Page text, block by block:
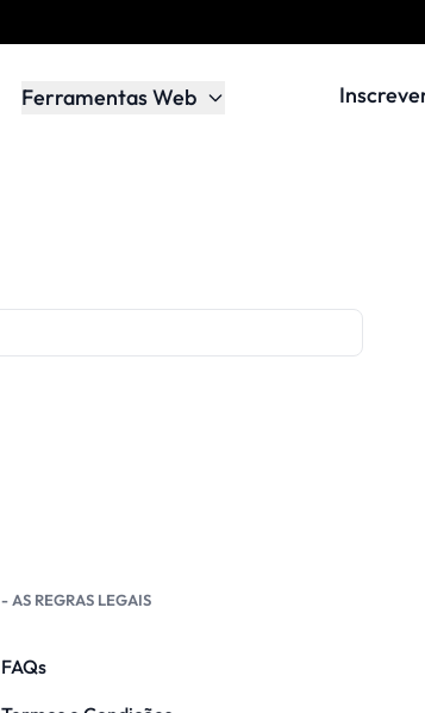
Ferramentas Web
- AS REGRAS LEGAIS
FAQs